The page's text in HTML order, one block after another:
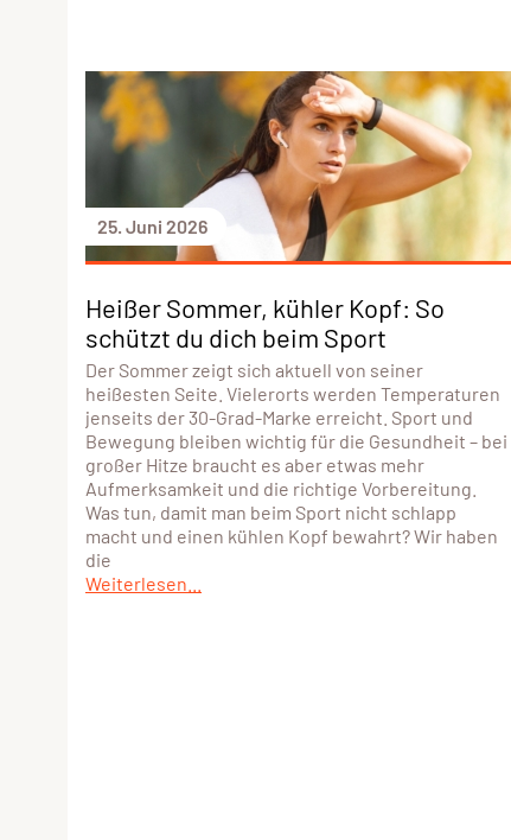
25. Juni 2026
Heißer Sommer, kühler Kopf: So
schützt du dich beim Sport
Der Sommer zeigt sich aktuell von seiner
heißesten Seite. Vielerorts werden Temperaturen
jenseits der 30-Grad-Marke erreicht. Sport und
Bewegung bleiben wichtig für die Gesundheit – bei
großer Hitze braucht es aber etwas mehr
Aufmerksamkeit und die richtige Vorbereitung.
Was tun, damit man beim Sport nicht schlapp
macht und einen kühlen Kopf bewahrt? Wir haben
die
Weiterlesen...